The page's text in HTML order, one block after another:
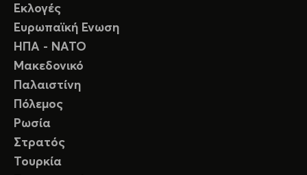
Εκλογές
Ευρωπαϊκή Ενωση
ΗΠΑ - ΝΑΤΟ
Μακεδονικό
Παλαιστίνη
Πόλεμος
Ρωσία
Στρατός
Τουρκία